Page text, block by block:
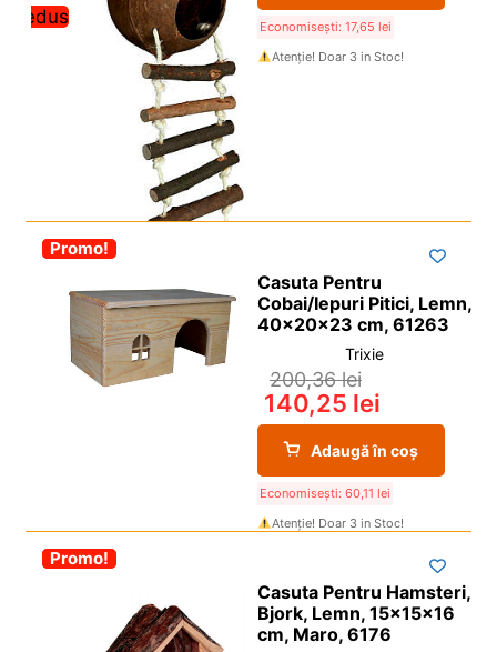
redus Economisești: 17,65 lei
Atenție! Doar 3 in Stoc!
-30%
Promo!
Casuta Pentru
Cobai/Iepuri Pitici, Lemn,
40x20x23 cm, 61263
Trixie
200,36lei
140,25 lei
Adaugă în coș
Economisești: 60,11 lei
Atenție! Doar 3 in Stoc!
-30%
Promo!
Casuta Pentru Hamsteri,
Bjork, Lemn, 15x15x16
cm, Maro, 6176